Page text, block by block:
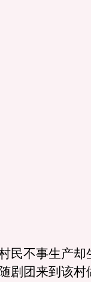
不事生产却
剧团来到该村